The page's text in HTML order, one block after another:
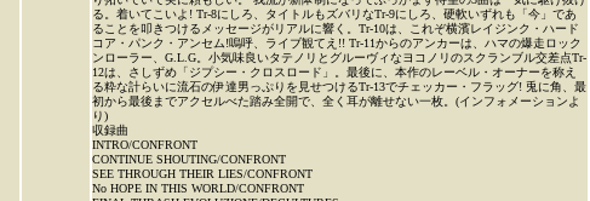
る。着いてこいよ! Tr-8にしろ、タイトルもズバリなTr-9にしろ、硬軟いずれも「今」であ
ることを叩きつけるメッセージがリアルに響く。Tr-10は、これぞ横濱レイジンク・ハード
コア・パンク・アンセム!嗚呼、ライブ観てえ!! Tr-11からのアンカーは、ハマの爆走ロック
ンローラー、G.L.G。小気味良いタテノリとグルーヴィなヨコノリのスクランブル交差点Tr-
12は、さしずめ「ジプシー・クロスロード」。最後に、本作のレーベル・オーナーを称え
る粋な計らいに流石の伊達男っぷりを見せつけるTr-13でチェッカー・フラッグ! 兎に角、最
初から最後までアクセルべた踏み全開で、全く耳が離せない一枚。(インフォメーションよ
り)
収録曲
INTRO/CONFRONT
CONTINUE SHOUTING/CONFRONT
SEE THROUGH THEIR LIES/CONFRONT
No HOPE IN THIS WORLD/CONFRONT